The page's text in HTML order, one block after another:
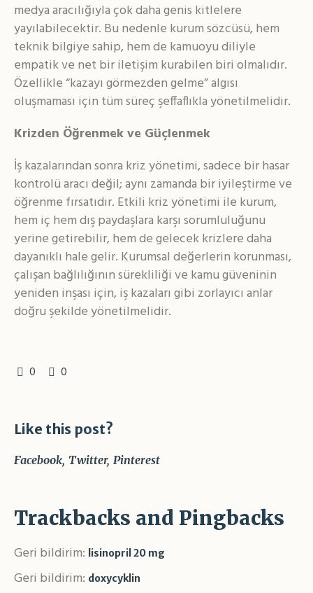
medya aracılığıyla çok daha genis kitlelere
yayılabilecektir. Bu nedenle kurum sözcüsü, hem
teknik bilgiye sahip, hem de kamuoyu diliyle
empatik ve net bir iletişim kurabilen biri olmalıdır.
Özellikle “kazayı görmezden gelme” algısı
oluşmaması için tüm süreç şeffaflıkla yönetilmelidir.
Krizden Öğrenmek ve Güçlenmek
İş kazalarından sonra kriz yönetimi, sadece bir hasar
kontrolü aracı değil; aynı zamanda bir iyileştirme ve
öğrenme fırsatıdır. Etkili kriz yönetimi ile kurum,
hem iç hem dış paydaşlara karşı sorumluluğunu
yerine getirebilir, hem de gelecek krizlere daha
dayanıklı hale gelir. Kurumsal değerlerin korunması,
çalışan bağlılığının sürekliliği ve kamu güveninin
yeniden inşası için, iş kazaları gibi zorlayıcı anlar
doğru şekilde yönetilmelidir.
0 0
Like this post?
Facebook Twitter Pinterest
Trackbacks and Pingbacks
Geri bildirim: lisinopril 20 mg
Geri bildirim: doxycyklin